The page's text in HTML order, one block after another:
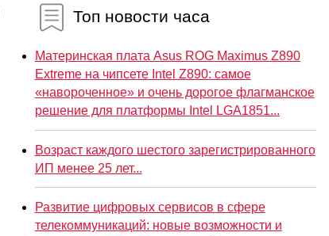
Топ новости часа
Материнская плата Asus ROG Maximus Z890
Extreme на чипсете Intel Z890: самое
«навороченное» и очень дорогое флагманское
решение для платформы Intel LGA1851...
Возраст каждого шестого зарегистрированного
ИП менее 25 лет...
Развитие цифровых сервисов в сфере
телекоммуникаций: новые возможности и